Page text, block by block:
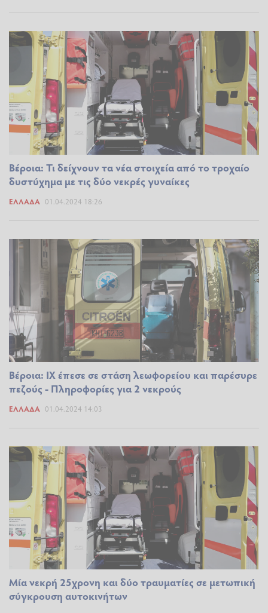
Βέροια: Τι δείχνουν τα νέα στοιχεία από το τροχαίο
δυστύχημα με τις δύο νεκρές γυναίκες
ΕΛΛΆΔΑ 01.04.2024 18:26
Βέροια: ΙΧ έπεσε σε στάση λεωφορείου και παρέσυρε
πεζούς - Πληροφορίες για 2 νεκρούς
ΕΛΛΆΔΑ 01.04.2024 14:03
Μία νεκρή 25χρονη και δύο τραυματίες σε μετωπική
σύγκρουση αυτοκινήτων